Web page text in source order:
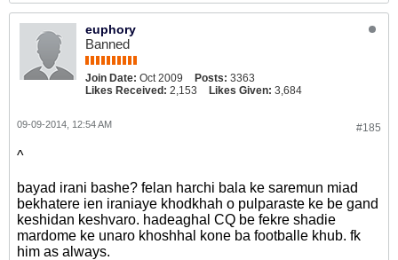
euphory
Banned
Join Date: Oct 2009 Posts: 3363
Likes Received: 2,153 Likes Given: 3,684
#185
09-09-2014, 12:54 AM
^
bayad irani bashe? felan harchi bala ke saremun miad
bekhatere ien iraniaye khodkhah o pulparaste ke be gand
keshidan keshvaro. hadeaghal CQ be fekre shadie
mardome ke unaro khoshhal kone ba footballe khub. fk
him as always.